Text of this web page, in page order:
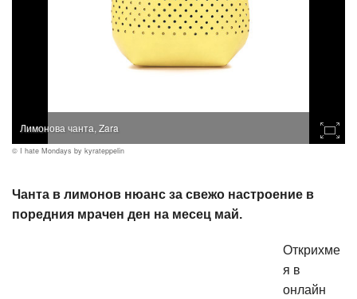
Лимонова чанта, Zara
© I hate Mondays by kyrateppelin
Чанта в лимонов нюанс за свежо настроение в
поредния мрачен ден на месец май.
Открихме
я в
онлайн